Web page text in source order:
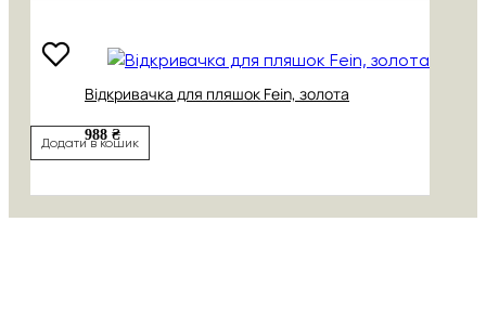
Відкривачка для пляшок Fein, золота
988 ₴
Додати в кошик